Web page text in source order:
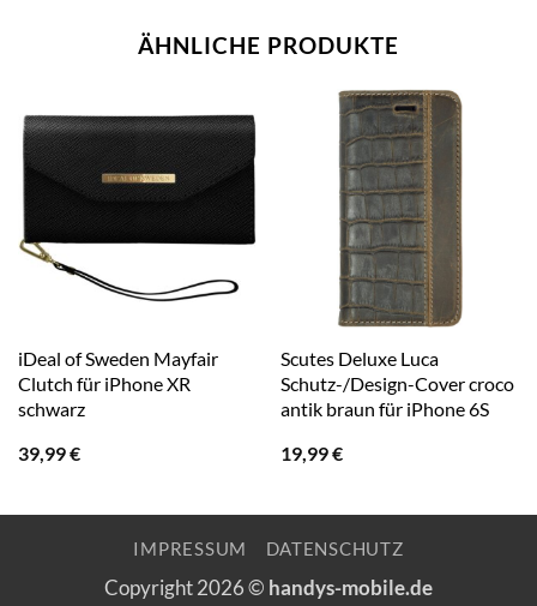
ÄHNLICHE PRODUKTE
iDeal of Sweden Mayfair
Clutch für iPhone XR
schwarz
39,99€
Scutes Deluxe Luca
Schutz-/Design-Cover croco
antik braun für iPhone 6S
19,99€
IMPRESSUM DATENSCHUTZ
Copyright 2026 © handys-mobile.de